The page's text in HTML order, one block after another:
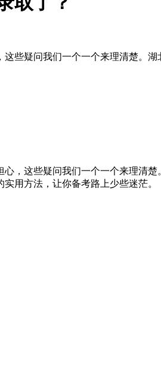
些疑问我们一个一个来理清楚。
，这些疑问我们一个一个来理清
用方法，让你备考路上少些迷茫。